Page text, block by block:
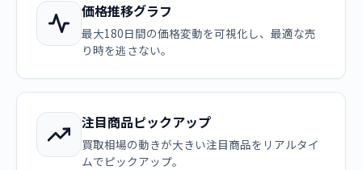
価格推移グラフ
最大180日間の価格変動を可視化し、最適な売
り時を逃さない。
注目商品ピックアップ
買取相場の動きが大きい注目商品をリアルタイ
ムでピックアップ。